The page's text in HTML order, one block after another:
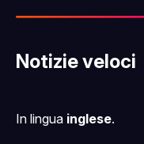
Notizie veloci
In lingua inglese.